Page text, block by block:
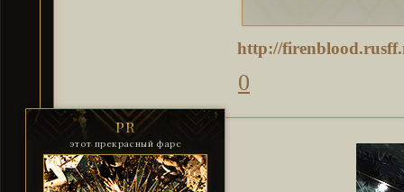
http://
0
PR
этот прекрасный фарс